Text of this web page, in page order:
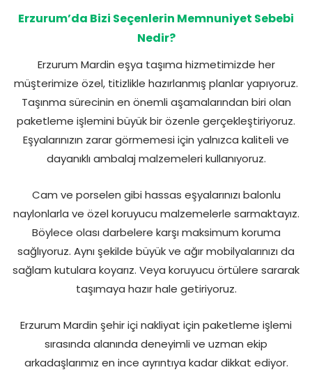
Erzurum’da Bizi Seçenlerin Memnuniyet Sebebi
Nedir?
Erzurum Mardin eşya taşıma hizmetimizde her
müşterimize özel, titizlikle hazırlanmış planlar yapıyoruz.
Taşınma sürecinin en önemli aşamalarından biri olan
paketleme işlemini büyük bir özenle gerçekleştiriyoruz.
Eşyalarınızın zarar görmemesi için yalnızca kaliteli ve
dayanıklı ambalaj malzemeleri kullanıyoruz.
Cam ve porselen gibi hassas eşyalarınızı balonlu
naylonlarla ve özel koruyucu malzemelerle sarmaktayız.
Böylece olası darbelere karşı maksimum koruma
sağlıyoruz. Aynı şekilde büyük ve ağır mobilyalarınızı da
sağlam kutulara koyarız. Veya koruyucu örtülere sararak
taşımaya hazır hale getiriyoruz.
Erzurum Mardin şehir içi nakliyat için paketleme işlemi
sırasında alanında deneyimli ve uzman ekip
arkadaşlarımız en ince ayrıntıya kadar dikkat ediyor.